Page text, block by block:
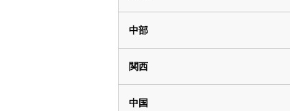
中部
関西
中国